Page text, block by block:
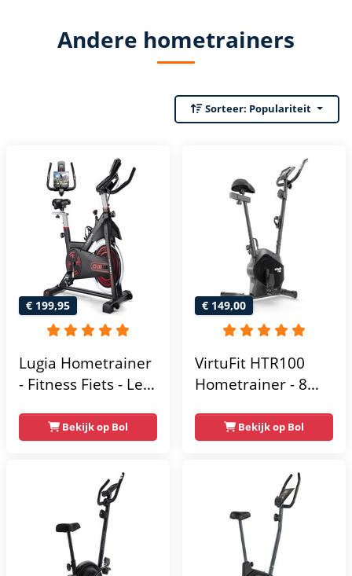
Andere hometrainers
Sorteer: Populariteit
€ 199,95
Lugia Hometrainer
- Fitness Fiets - Led
Verstelbaar Zadel -
0-100% weerstand
Hartslagfunctie -
Max 130kg -
Extreem Stil
Bekijk op Bol
€ 149,00
VirtuFit HTR100
Hometrainer - 8
Weerstandniveau's
- Verstelbaar zadel
Tablethouder -
Max. 120 kg
Gebruikersgewicht
- Fitnessfiets
Bekijk op Bol